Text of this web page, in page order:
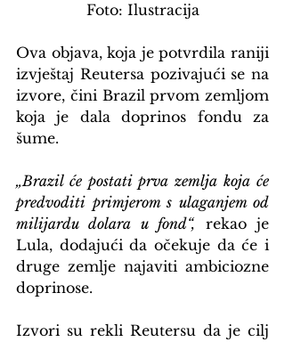
Foto: Ilustracija
Ova objava, koja je potvrdila raniji
izvještaj Reutersa pozivajući se na
izvore, čini Brazil prvom zemljom
koja je dala doprinos fondu za
šume.
„Brazil će postati prva zemlja koja će
predvoditi primjerom s ulaganjem od
milijardu dolara u fond“, rekao je
Lula, dodajući da očekuje da će i
druge zemlje najaviti ambiciozne
doprinose.
Izvori su rekli Reutersu da je cilj